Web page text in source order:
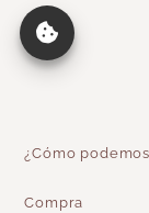
¿Cómo
Compra